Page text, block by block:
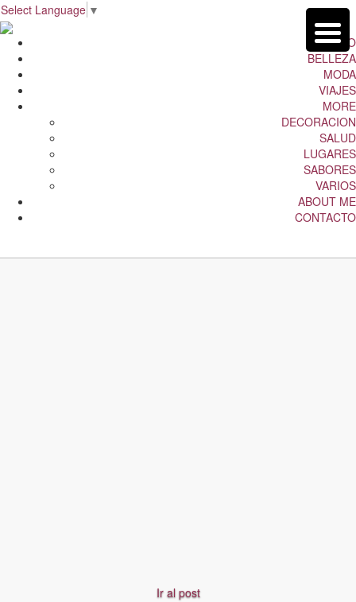
Select Language ▼
INICIO
BELLEZA
MODA
VIAJES
MORE
DECORACION
SALUD
LUGARES
SABORES
VARIOS
ABOUT ME
CONTACTO
Ir al post